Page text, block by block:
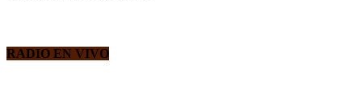
RADIO EN VIVO